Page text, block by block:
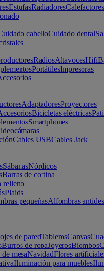
EstufasRadiadoresCalefactores
cabelloCuidado dental
RadiosAltavocesHifi
PortátilesImpresoras
AdaptadoresProyectores
Bicicletas eléctricas
Smartphones
Cables USBCables Jack
SábanasNórdicos
Barras de cortina
relleno
Plaids
pequeñasAlfombras
de paredTablerosCanvas
Burros de ropaJoyerosBiombos
mesaNavidadFlores
Iluminación para muebles